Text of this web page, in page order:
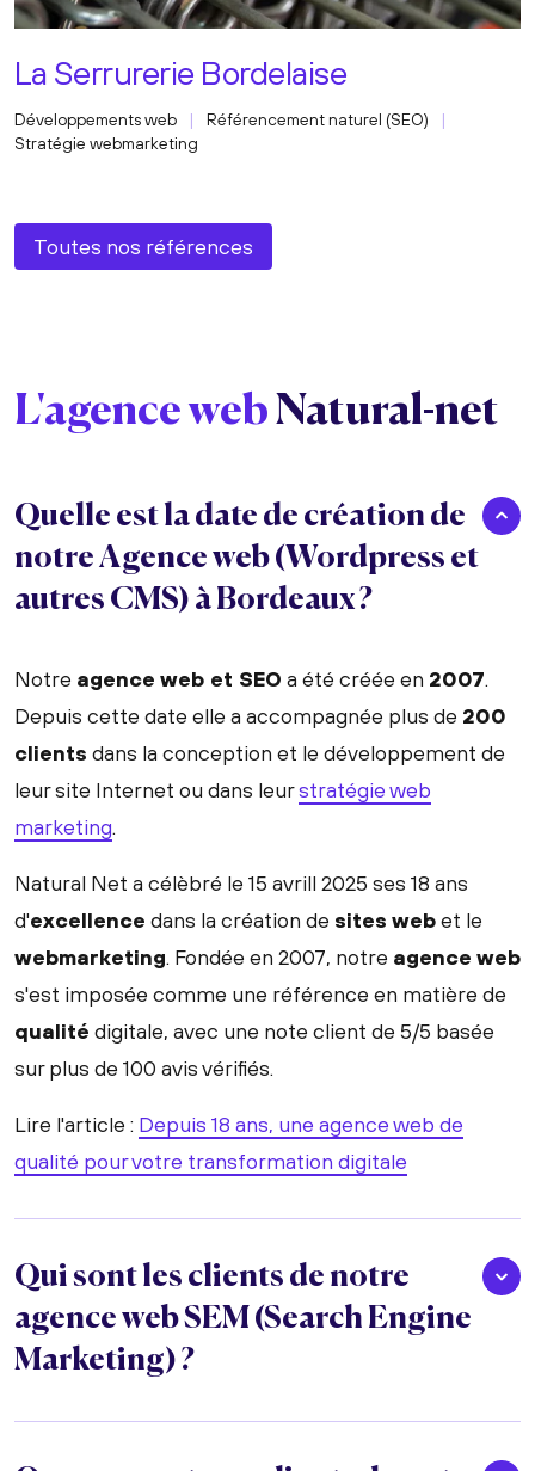
La Serrurerie Bordelaise
Développements web
Référencement naturel (SEO)
Stratégie webmarketing
Toutes nos références
L'agence webNatural-net
Quelle est la date de création de
notre Agence web (Wordpress et
autres CMS) à Bordeaux ?
Notre agence web et SEO a été créée en 2007.
Depuis cette date elle a accompagnée plus de 200
clients dans la conception et le développement de
leur site Internet ou dans leurstratégie web
marketing.
Natural Net a célèbré le 15 avrill 2025 ses 18 ans
d'excellence dans la création de sites webet le
webmarketing. Fondée en 2007, notre agence web
s'est imposée comme une référence en matière de
qualité digitale, avec une note client de 5/5 basée
sur plus de 100 avis vérifiés.
Lire l'article : Depuis 18 ans, une agence web de
qualité pour votre transformation digitale
Qui sont les clients de notre
agence web SEM (Search Engine
Marketing) ?